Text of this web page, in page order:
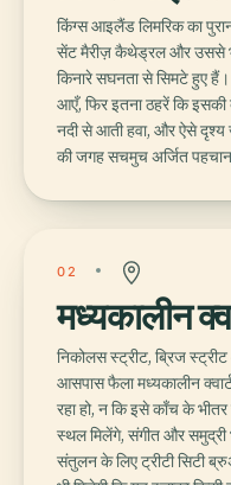
किंग्स आइलैंड लिमरिक का
सेंट मैरीज़ कैथेड्रल और उससे
किनारे सघनता से सिमटे हुए
आएँ, फिर इतना ठहरें कि
नदी से आती हवा, और ऐसे दृश्य
की जगह सचमुच अर्जित
02
मध्यकालीन
निकोलस स्ट्रीट, ब्रिज
आसपास फैला मध्यकालीन
रहा हो, न कि इसे काँच के
स्थल मिलेंगे, संगीत और समुद्री
संतुलन के लिए ट्रीटी सिटी